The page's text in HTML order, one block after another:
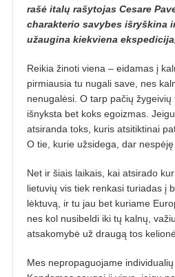
rašė italų rašytojas Cesare
charakterio savybes išryškina
užaugina kiekviena
Reikia žinoti viena – eidamas į
pirmiausia tu nugali save, nes
nenugalėsi. O tarp pačių žygeivių
išnyksta bet koks egoizmas.
atsiranda toks, kuris atsitiktinai
O tie, kurie užsidega, dar
Net ir šiais laikais, kai atsirado
lietuvių vis tiek renkasi turiadas į
lėktuvą, ir tu jau bet kuriame
nes kol nusibeldi iki tų kalnų,
atsakomybė už draugą tos
Mes nepropaguojame